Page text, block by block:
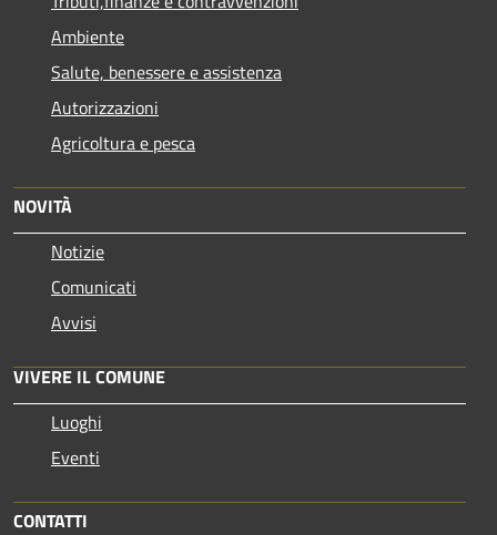
Ambiente
Salute, benessere e assistenza
Autorizzazioni
Agricoltura e pesca
NOVITÀ
Notizie
Comunicati
Avvisi
VIVERE IL COMUNE
Luoghi
Eventi
CONTATTI